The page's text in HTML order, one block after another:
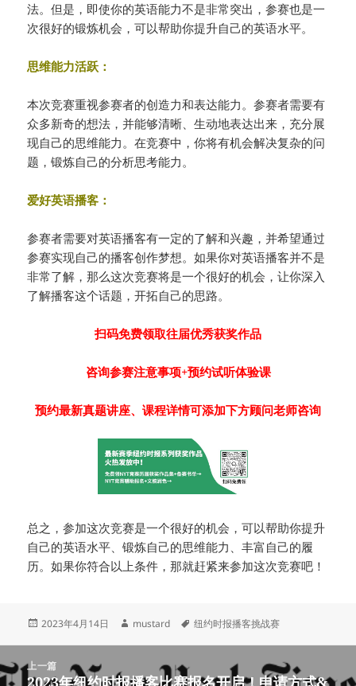
法。但是，即使你的英语能力不是非常突出，参赛也是一
次很好的锻炼机会，可以帮助你提升自己的英语水平。
思维能力活跃：
本次竞赛重视参赛者的创造力和表达能力。参赛者需要有
众多新奇的想法，并能够清晰、生动地表达出来，充分展
现自己的思维能力。在竞赛中，你将有机会解决复杂的问
题，锻炼自己的分析思考能力。
爱好英语播客：
参赛者需要对英语播客有一定的了解和兴趣，并希望通过
参赛实现自己的播客创作梦想。如果你对英语播客并不是
非常了解，那么这次竞赛将是一个很好的机会，让你深入
了解播客这个话题，开拓自己的思路。
扫码免费领取往届优秀获奖作品
咨询参赛注意事项+预约试听体验课
预约最新真题讲座、课程详情可添加下方顾问老师咨询
总之，参加这次竞赛是一个很好的机会，可以帮助你提升
自己的英语水平、锻炼自己的思维能力、丰富自己的履
历。如果你符合以上条件，那就赶紧来参加这次竞赛吧！
发
2023年4月14日
作
mustard
标
纽约时报播客挑战赛
章
上一篇
上